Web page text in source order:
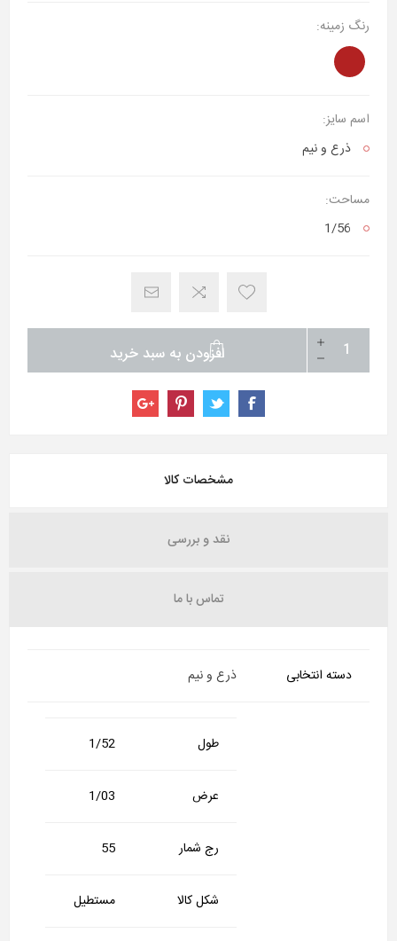
رنگ زمینه:
اسم سایز:
ذرع‌ و نیم
مساحت:
1/56
افزودن به سبد خرید
مشخصات کالا
نقد و بررسی
تماس با ما
دسته انتخابی ذرع و نیم
طول 1/52
عرض 1/03
رج شمار 55
شکل کالا مستطیل